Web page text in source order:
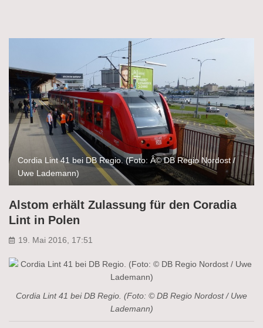
Cordia Lint 41 bei DB Regio. (Foto: Â© DB Regio Nordost /
Uwe Lademann)
Alstom erhält Zulassung für den Coradia
Lint in Polen
19. Mai 2016, 17:51
Cordia Lint 41 bei DB Regio. (Foto: © DB Regio Nordost / Uwe
Lademann)